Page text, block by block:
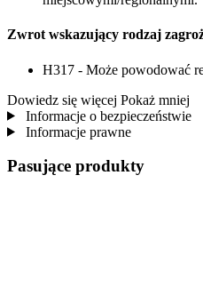
Zwrot wskazujący rodzaj
H317 - Może powodować
Dowiedz się więcej Pokaż mniej
Informacje o bezpieczeństwie
Informacje prawne
Pasujące produkty